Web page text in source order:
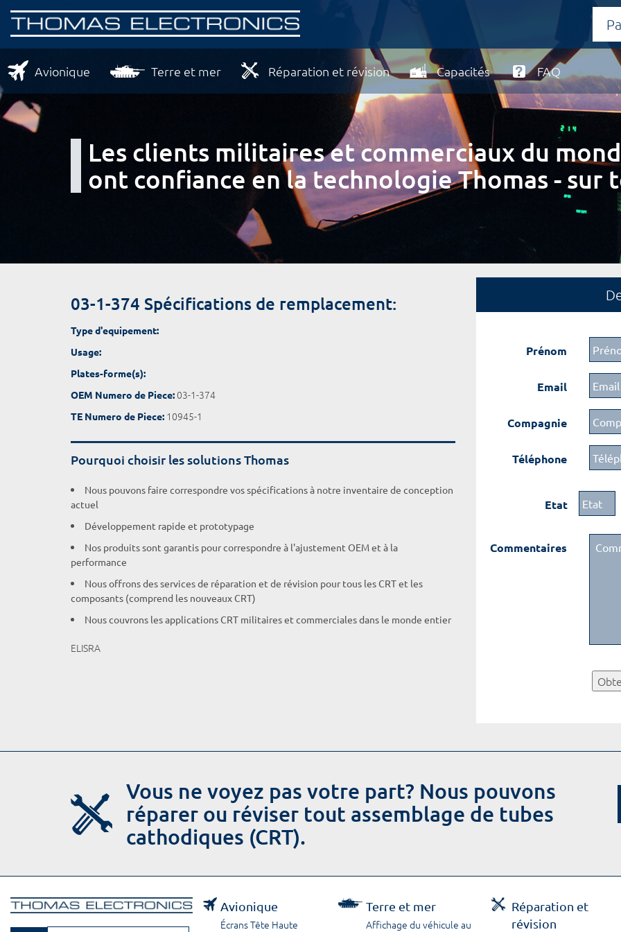
Avionique Terre et mer Réparation et révision Capacités FAQ
Les clients militaires et commerciaux du
ont confiance en la technologie Thomas - sur
03-1-374 Spécifications de remplacement:
Type d'equipement:
Usage:
Plates-forme(s):
OEM Numero de Piece:03-1-374
TE Numero de Piece: 10945-1
Pourquoi choisir les solutions Thomas
Nous pouvons faire correspondre vos spécifications à notre inventaire de conception
actuel
Développement rapide et prototypage
Nos produits sont garantis pour correspondre à l'ajustement OEM et à la
performance
Nous offrons des services de réparation et de révision pour tous les CRT et les
composants (comprend les nouveaux CRT)
Nous couvrons les applications CRT militaires et commerciales dans le monde entier
ELISRA
Prénom
Email
Compagnie
Téléphone
Etat
Commentaires
Vous ne voyez pas votre part? Nous pouvons
réparer ou réviser tout assemblage de tubes
cathodiques (CRT).
Avionique
Écrans Tête Haute
Terre et mer
Affichage du véhicule au
Réparation et
révision